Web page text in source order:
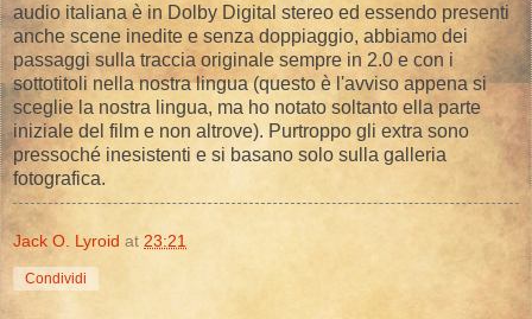
audio italiana è in Dolby Digital stereo ed essendo presenti
anche scene inedite e senza doppiaggio, abbiamo dei
passaggi sulla traccia originale sempre in 2.0 e con i
sottotitoli nella nostra lingua (questo è l'avviso appena si
sceglie la nostra lingua, ma ho notato soltanto ella parte
iniziale del film e non altrove). Purtroppo gli extra sono
pressoché inesistenti e si basano solo sulla galleria
fotografica.
Jack O. Lyroid at 23:21
Condividi